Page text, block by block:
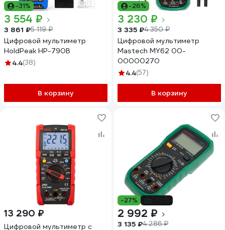
-31%
3 554 ₽
3 861 ₽5 119 ₽
Цифровой мультиметр
HoldPeak HP-790B
4.4(38)
В корзину
-26%
3 230 ₽
3 335 ₽4 350 ₽
Цифровой мультиметр
Mastech MY62 00-
00000270
4.4(57)
В корзину
13 290 ₽
Цифровой мультиметр с
-27%
2 992 ₽
3 135 ₽4 286 ₽